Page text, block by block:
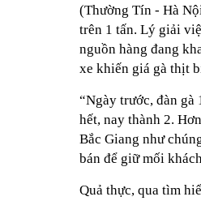
(Thường Tín - Hà
trên 1 tấn. Lý giải
nguồn hàng đang
xe khiến giá gà thịt
“Ngày trước, đàn gà
hết, nay thành 2.
Bắc Giang như
bán để giữ mối
Quả thực, qua tìm